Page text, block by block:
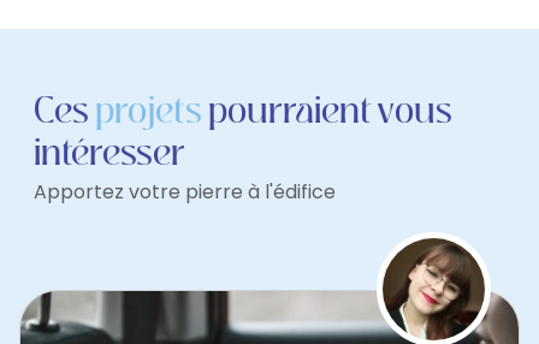
Cesprojetspourraient vous
intéresser
Apportez votre pierre à l'édifice